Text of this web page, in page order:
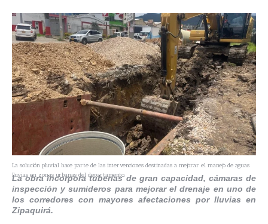
La solución pluvial hace parte de las intervenciones destinadas a mejorar el manejo de aguas
lluvias en zonas urbanas del departamento.
La obra incorpora tuberías de gran capacidad, cámaras de
inspección y sumideros para mejorar el drenaje en uno de
los corredores con mayores afectaciones por lluvias en
Zipaquirá.